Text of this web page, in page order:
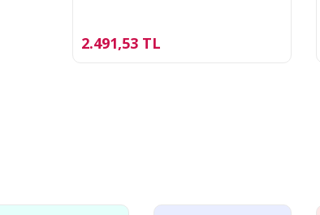
2.491,53 TL